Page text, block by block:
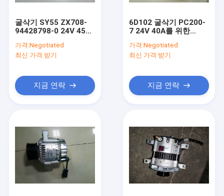
굴삭기 SY55 ZX708-
94428798-0 24V 45A
교류 발전기
가격:Negotiated
최신 가격 받기
지금 연락
6D102 굴삭기 PC200-
7 24V 40A를 위한
교류 발전기
가격:Negotiated
최신 가격 받기
지금 연락